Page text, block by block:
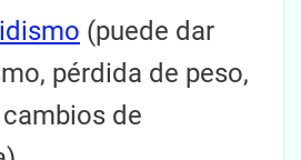
(puede dar
pérdida de peso,
de